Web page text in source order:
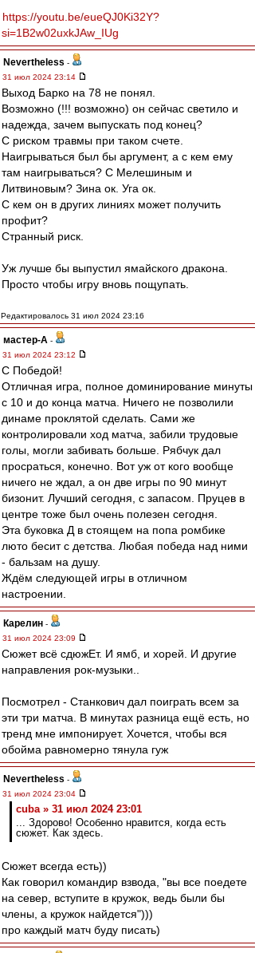
https://youtu.be/eueQJ0Ki32Y?
si=1B2w02uxkJAw_IUg
Nevertheless -
31 июл 2024 23:14
Выход Барко на 78 не понял.
Возможно (!!! возможно) он сейчас светило и
надежда, зачем выпускать под конец?
С риском травмы при таком счете.
Наигрываться был бы аргумент, а с кем ему
там наигрываться? С Мелешиным и
Литвиновым? Зина ок. Уга ок.
С кем он в других линиях может получить
профит?
Странный риск.
Уж лучше бы выпустил ямайского дракона.
Просто чтобы игру вновь пощупать.
Редактировалось 31 июл 2024 23:16
мастер-А -
31 июл 2024 23:12
С Победой!
Отличная игра, полное доминирование минуты
с 10 и до конца матча. Ничего не позволили
динаме проклятой сделать. Сами же
контролировали ход матча, забили трудовые
голы, могли забивать больше. Рябчук дал
просраться, конечно. Вот уж от кого вообще
ничего не ждал, а он две игры по 90 минут
бизонит. Лучший сегодня, с запасом. Пруцев в
центре тоже был очень полезен сегодня.
Эта буковка Д в стоящем на попа ромбике
люто бесит с детства. Любая победа над ними
- бальзам на душу.
Ждём следующей игры в отличном
настроении.
Карелин -
31 июл 2024 23:09
Сюжет всё сдюжЕт. И ямб, и хорей. И другие
направления рок-музыки..
Посмотрел - Станкович дал поиграть всем за
эти три матча. В минутах разница ещё есть, но
тренд мне импонирует. Хочется, чтобы вся
обойма равномерно тянула гуж
Nevertheless -
31 июл 2024 23:04
cuba » 31 июл 2024 23:01
... Здорово! Особенно нравится, когда есть
сюжет. Как здесь.
Сюжет всегда есть))
Как говорил командир взвода, "вы все поедете
на север, вступите в кружок, ведь были бы
члены, а кружок найдется")))
про каждый матч буду писать)